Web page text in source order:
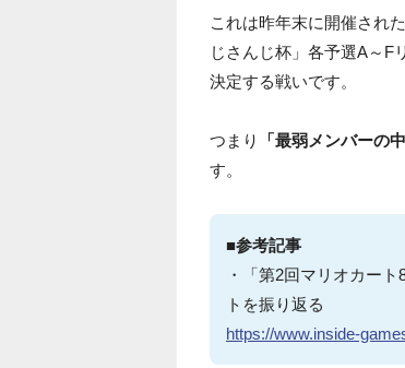
これは昨年末に開催され
じさんじ杯」各予選A～F
決定する戦いです。
つまり 「最弱メンバーの
す。
■参考記事
・「第2回マリオカー
トを振り返る
https://www.inside-